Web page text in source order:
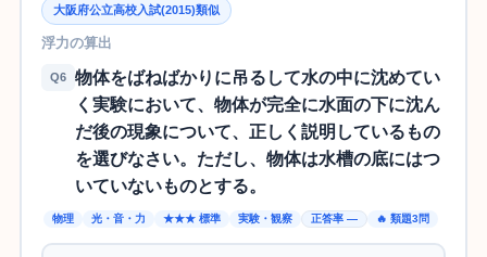
大阪府公立高校入試(2015)類似
浮力の算出
Q6
物体をばねばかりに吊るして水の中に沈めてい
く実験において、物体が完全に水面の下に沈ん
だ後の現象について、正しく説明しているもの
を選びなさい。ただし、物体は水槽の底にはつ
いていないものとする。
物理 光・音・力 ★★★ 標準 実験・観察 正答率 — 🔥 類題3問